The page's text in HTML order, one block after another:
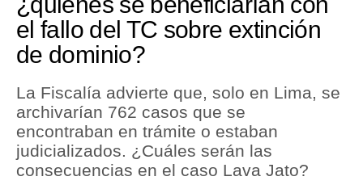
Mercados
Perú
Política
Tu Dinero
Finanzas Personales
el fallo del TC sobre extinción
de dominio?
La Fiscalía advierte que, solo en Lima, se
archivarían 762 casos que se
encontraban en trámite o estaban
judicializados. ¿Cuáles serán las
consecuencias en el caso Lava Jato?